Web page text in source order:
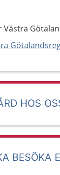
HOS
BESÖKA